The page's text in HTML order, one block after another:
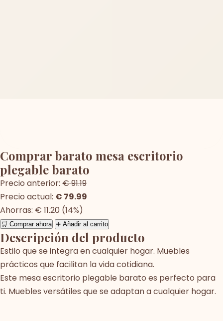
Comprar barato mesa escritorio
plegable barato
Precio anterior: € 91.19
Precio actual: € 79.99
Ahorras: € 11.20 (14%)
🛒 Comprar ahora ➕ Añadir al carrito
Descripción del producto
Estilo que se integra en cualquier hogar. Muebles
prácticos que facilitan la vida cotidiana.
Este mesa escritorio plegable barato es perfecto para
ti. Muebles versátiles que se adaptan a cualquier hogar.